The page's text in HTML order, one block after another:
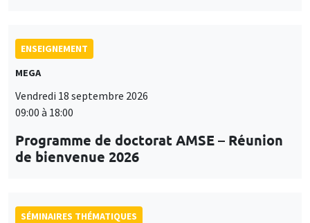
ENSEIGNEMENT
MEGA
Vendredi 18 septembre 2026
09:00 à 18:00
Programme de doctorat AMSE – Réunion
de bienvenue 2026
SÉMINAIRES THÉMATIQUES